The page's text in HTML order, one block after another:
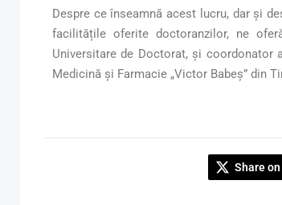
Despre ce înseamnă acest lucru, dar și
facilitățile oferite doctoranzilor, ne
Universitare de Doctorat, și
Medicină și Farmacie „Victor Babeș” din
Share on